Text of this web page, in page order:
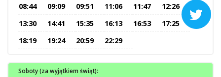

08:44
09:09 09:51 11:06 11:47
12:26
13:30
14:41 15:35 16:13 16:53
17:25
18:19
19:24 20:59 22:29
Soboty (za wyjątkiem świąt):